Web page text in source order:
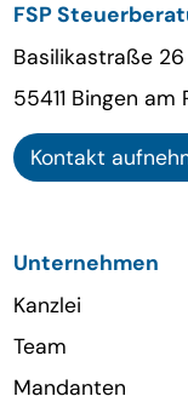
FSP
Basilikastraße 26
55411 Bingen am
Kontakt
Unternehmen
Kanzlei
Team
Mandanten